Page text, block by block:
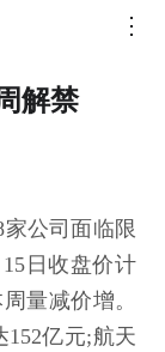
解禁
公司面临限
日收盘价计
量减价增。
亿元;航天